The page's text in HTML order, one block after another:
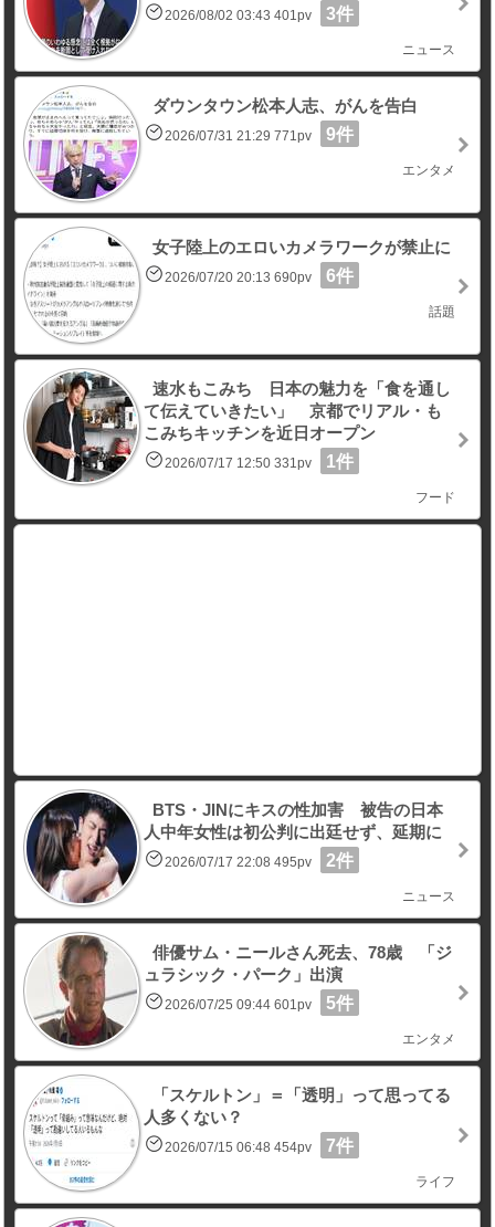
2026/08/02 03:43 401pv 3件
ニュース
ダウンタウン松本人志、がんを告白
2026/07/31 21:29 771pv 9件
エンタメ
女子陸上のエロいカメラワークが禁止に
2026/07/20 20:13 690pv 6件
話題
速水もこみち 日本の魅力を「食を通し
て伝えていきたい」 京都でリアル・も
こみちキッチンを近日オープン
2026/07/17 12:50 331pv 1件
フード
BTS・JINにキスの性加害 被告の日本
人中年女性は初公判に出廷せず、延期に
2026/07/17 22:08 495pv 2件
ニュース
俳優サム・ニールさん死去、78歳 「ジ
ュラシック・パーク」出演
2026/07/25 09:44 601pv 5件
エンタメ
「スケルトン」＝「透明」って思ってる
人多くない？
2026/07/15 06:48 454pv 7件
ライフ